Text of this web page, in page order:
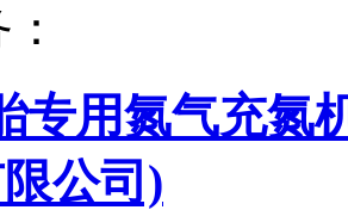
专用氮气充氮
公司)